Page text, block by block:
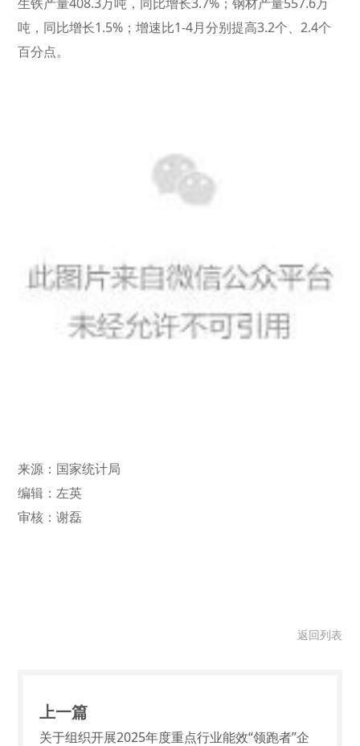
吨，同比增长1.5%；增速比1-4月分别提高3.2个、2.4个
百分点。
来源：国家统计局
编辑：左英
审核：谢磊
返回列表
上一篇
关于组织开展2025年度重点行业能效“领跑者”企